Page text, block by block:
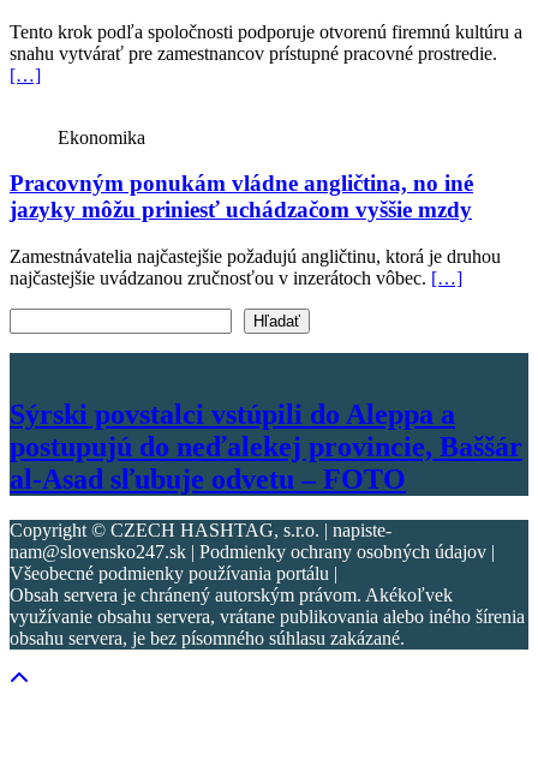
Tento krok podľa spoločnosti podporuje otvorenú firemnú kultúru a
snahu vytvárať pre zamestnancov prístupné pracovné prostredie.
[…]
Ekonomika
Pracovným ponukám vládne angličtina, no iné
jazyky môžu priniesť uchádzačom vyššie mzdy
Zamestnávatelia najčastejšie požadujú angličtinu, ktorá je druhou
najčastejšie uvádzanou zručnosťou v inzerátoch vôbec. […]
Hľadať
Sýrski povstalci vstúpili do Aleppa a
postupujú do neďalekej provincie, Baššár
al-Asad sľubuje odvetu – FOTO
Copyright © CZECH HASHTAG, s.r.o. | napiste-
nam@slovensko247.sk | Podmienky ochrany osobných údajov |
Všeobecné podmienky používania portálu |
Obsah servera je chránený autorským právom. Akékoľvek
využívanie obsahu servera, vrátane publikovania alebo iného šírenia
obsahu servera, je bez písomného súhlasu zakázané.